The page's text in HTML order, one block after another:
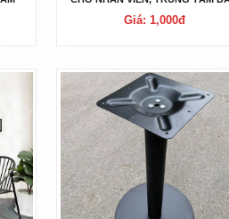
TẠO
Giá: 1,000đ